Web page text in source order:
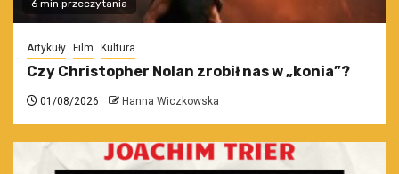
6 min przeczytania
Artykuły Film Kultura
Czy Christopher Nolan zrobił nas w „konia”?
01/08/2026 Hanna Wiczkowska